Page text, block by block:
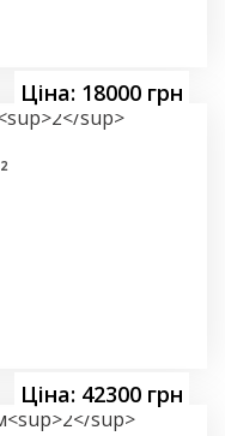
Ціна: 18000 грн
2
Ціна: 42300 грн